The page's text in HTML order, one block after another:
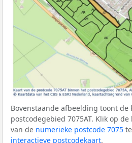
Bovenstaande afbeelding toont de
postcodegebied 7075AT. Klik op
van de numerieke postcode 7075
interactieve postcodekaart.